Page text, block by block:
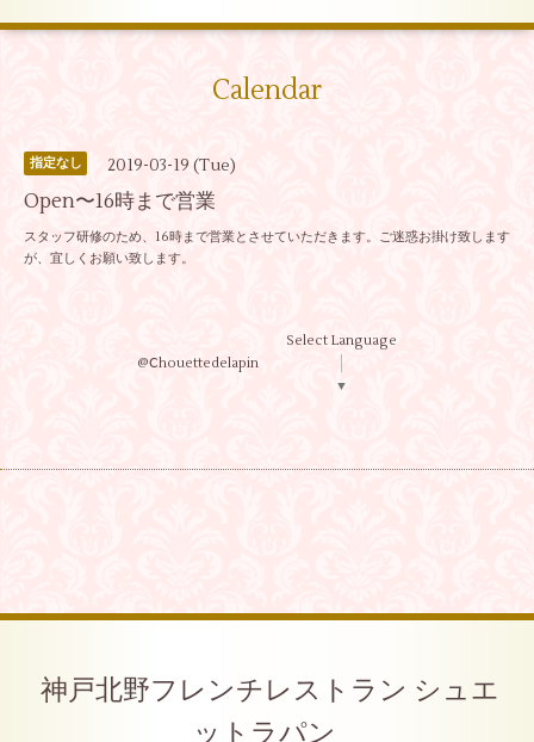
Calendar
指定なし 2019-03-19 (Tue)
Open〜16時まで営業
スタッフ研修のため、16時まで営業とさせていただきます。ご迷惑お掛け致します
が、宜しくお願い致します。
@Ⅽhouettedelapin
Select Language
▼
神戸北野フレンチレストラン シュエ
ットラパン